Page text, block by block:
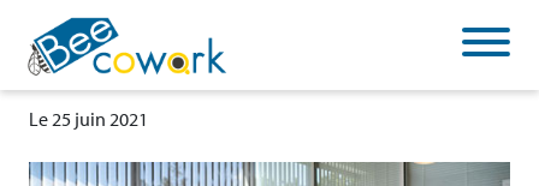
Réunion tropique 2
Le 25 juin 2021
Cookies management panel